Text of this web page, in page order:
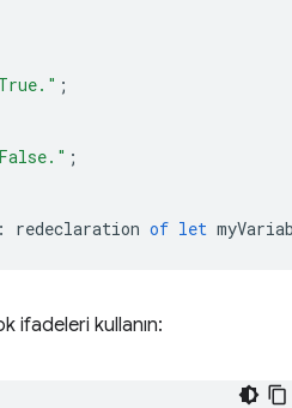
;
;
: redeclaration of let
ifadeleri kullanın: